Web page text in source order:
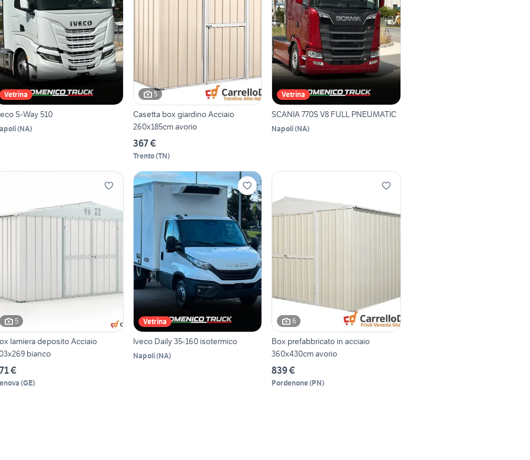
Vetrina
S-Way 510
(NA)
5
Casetta box giardino Acciaio
260x185cm avorio
367 €
Trento(TN)
Vetrina
SCANIA 770S V8 FULL PNEUMATIC
Napoli(NA)
5
lamiera deposito Acciaio
bianco
€
(GE)
Vetrina
Iveco Daily 35-160 isotermico
Napoli(NA)
6
Box prefabbricato in acciaio
360x430cm avorio
839 €
Pordenone(PN)